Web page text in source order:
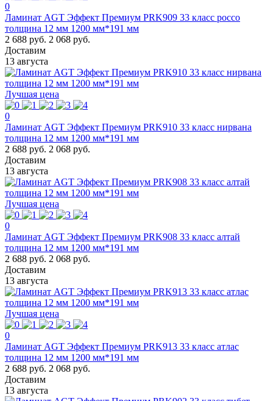
0
Ламинат AGT Эффект Премиум PRK909 33 класс россо
толщина 12 мм 1200 мм*191 мм
2 688 руб. 2 068 руб.
Доставим
13 августа
Лучшая цена
0
Ламинат AGT Эффект Премиум PRK910 33 класс нирвана
толщина 12 мм 1200 мм*191 мм
2 688 руб. 2 068 руб.
Доставим
13 августа
Лучшая цена
0
Ламинат AGT Эффект Премиум PRK908 33 класс алтай
толщина 12 мм 1200 мм*191 мм
2 688 руб. 2 068 руб.
Доставим
13 августа
Лучшая цена
0
Ламинат AGT Эффект Премиум PRK913 33 класс атлас
толщина 12 мм 1200 мм*191 мм
2 688 руб. 2 068 руб.
Доставим
13 августа